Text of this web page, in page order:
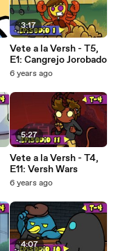
3:17
Vete a la Versh - T5,
E1: Cangrejo Jorobado
6 years ago
5:27
Vete a la Versh - T4,
E11: Versh Wars
6 years ago
4:07